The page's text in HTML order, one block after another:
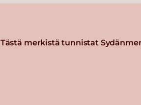
Tästä merkistä tunnistat